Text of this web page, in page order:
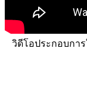
วิดีโอประกอบการ